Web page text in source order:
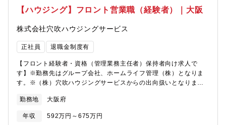
す。転居をともなう異動が発生する場合は、各種手当あり。・赴
任手当（単身の場合75,000円／家族帯同の場合200,000円）・派
遣手当（30,000円／月額）・独身寮・社宅の用意（社宅寮費とし
て10,000円～または20,000円～ 水道光熱費・駐車場・火災保
険料等は自己負担） ※詳細は、会社規定による。※事情により
転勤が難しい方は、転居を伴う異動のない「エリア職」もご相談
できます。
【ハウジング】フロント営業職（経験者）｜大阪
株式会社穴吹ハウジングサービス
正社員 退職金制度有
【フロント経験者・資格（管理業務主任者）保持者向け求人で
す】※勤務先はグループ会社、ホームライフ管理（株）となりま
す。※（株）穴吹ハウジングサービスからの出向扱いとなりま
分譲マンション入居者により組織される管理組合の運営サポート
業務を行っていただきます。営業職ですが、数字よりもお客様と
の関係性重視の社風。未経験から活躍している社員多数！【具体
勤務地 大阪府
年収 592万円～675万円